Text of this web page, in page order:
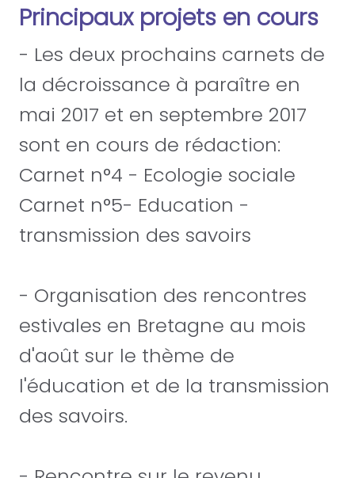
Principaux projets en cours
- Les deux prochains carnets de
la décroissance à paraître en
mai 2017 et en septembre 2017
sont en cours de rédaction:
Carnet n°4 - Ecologie sociale
Carnet n°5- Education -
transmission des savoirs
- Organisation des rencontres
estivales en Bretagne au mois
d'août sur le thème de
l'éducation et de la transmission
des savoirs.